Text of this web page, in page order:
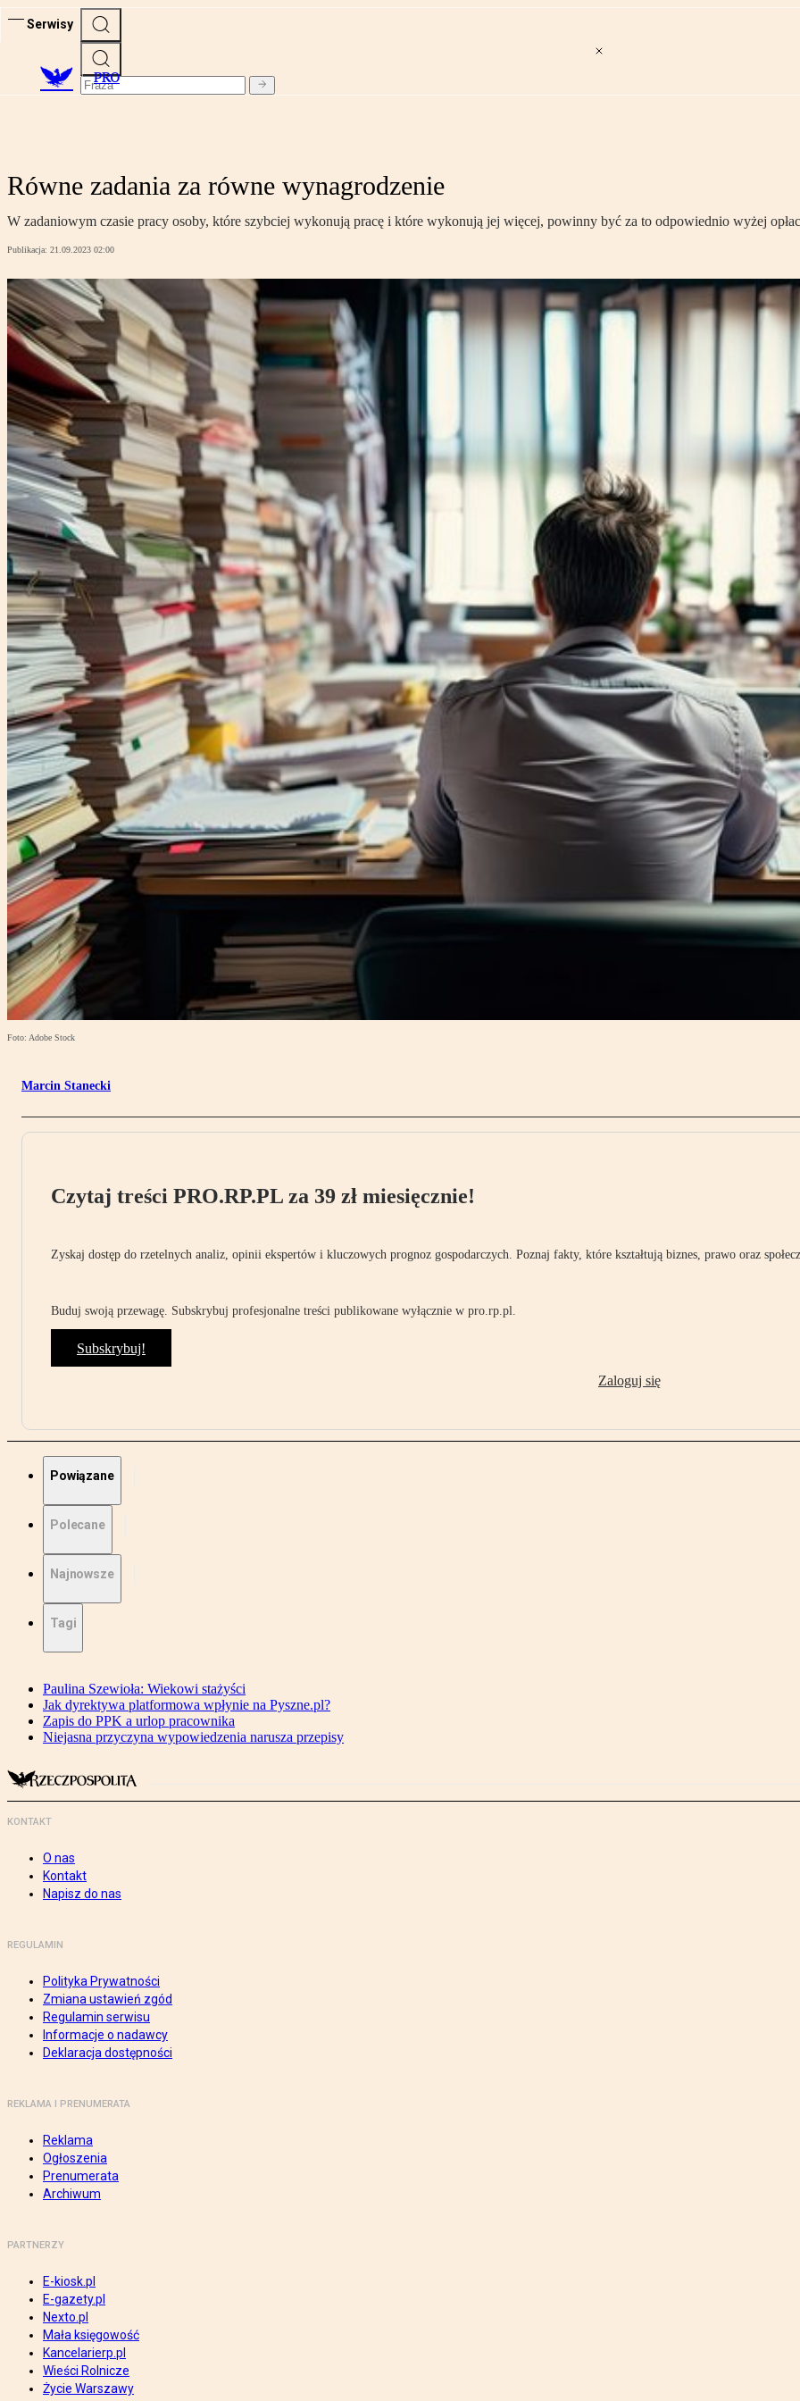
Serwisy
PRO
Równe zadania za równe wynagrodzenie
W zadaniowym czasie pracy osoby, które szybciej wykonują pracę i które wykonują jej więcej, powinny być za to odpowiednio wyżej
Publikacja: 21.09.2023 02:00
Foto: Adobe Stock
Marcin Stanecki
Czytaj treści PRO.RP.PL za 39 zł miesięcznie!
Zyskaj dostęp do rzetelnych analiz, opinii ekspertów i kluczowych prognoz gospodarczych. Poznaj fakty, które kształtują biznes, prawo oraz
Buduj swoją przewagę. Subskrybuj profesjonalne treści publikowane wyłącznie w pro.rp.pl.
Subskrybuj!
Zaloguj się
Powiązane
Polecane
Najnowsze
Tagi
Paulina Szewioła: Wiekowi stażyści
Jak dyrektywa platformowa wpłynie na Pyszne.pl?
Zapis do PPK a urlop pracownika
Niejasna przyczyna wypowiedzenia narusza przepisy
KONTAKT
O nas
Kontakt
Napisz do nas
REGULAMIN
Polityka Prywatności
Zmiana ustawień zgód
Regulamin serwisu
Informacje o nadawcy
Deklaracja dostępności
REKLAMA I PRENUMERATA
Reklama
Ogłoszenia
Prenumerata
Archiwum
PARTNERZY
E-kiosk.pl
E-gazety.pl
Nexto.pl
Mała księgowość
Kancelarierp.pl
Wieści Rolnicze
Życie Warszawy